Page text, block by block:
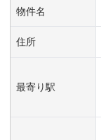
物件名
住所
最寄り駅